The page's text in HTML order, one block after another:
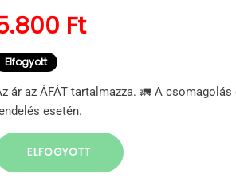
ár
Ft
Elfogyott
ár az ÁFÁT tartalmazza. 🚛 A
esetén.
ELFOGYOTT